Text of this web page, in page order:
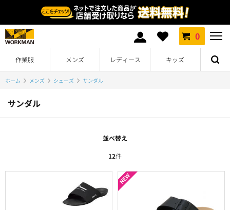
0
作業服 メンズ レディース キッズ
ホーム メンズ シューズ サンダル
サンダル
並べ替え
12件